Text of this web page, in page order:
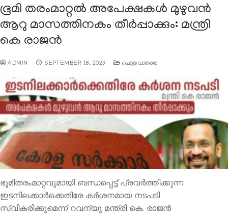
ഭൂമി തരംമാറ്റല്‍ അപേക്ഷകള്‍ മുഴുവന്‍
ആറു മാസത്തിനകം തീര്‍പ്പാക്കും: മന്ത്രി
കെ രാജന്‍
ADMIN SEPTEMBER 18, 2023 പൊതുവാര്‍ത്ത
ഭൂമിതരംമാറ്റവുമായി ബന്ധപ്പെട്ട് പ്രവര്‍ത്തിക്കുന്ന
ഇടനിലക്കാര്‍ക്കെതിരേ കര്‍ശനമായ നടപടി
സ്വീകരിക്കുമെന്ന് റവന്യൂ മന്ത്രി കെ. രാജന്‍